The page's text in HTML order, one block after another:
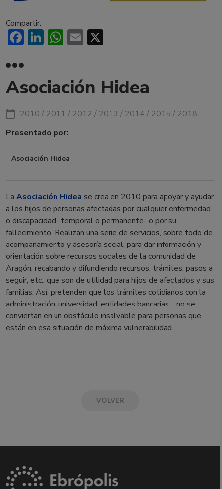
Compartir:
Facebook
LinkedIn
WhatsApp
Email
Asociación Hidea
2010 / 2011 / 2012 / 2013 / 2014 / 2015 / 2018
Presentado por:
Asociación Hidea
La Asociación Hidea se crea en 2010 para apoyar y ayudar
a los hijos de personas afectadas por cualquier enfermedad
o discapacidad -temporal o permanente- o por su
fallecimiento. Realizan una serie de servicios, sobre todo de
acompañamiento y asesoría social, para dar información y
orientación sobre recursos sociales de la comunidad de
Aragón, recabando y difundiendo recursos, trámites, pasos a
seguir, etc., que son de utilidad para hijos de afectados y sus
familias. Así, pretenden que los trámites cotidianos con la
administración, universidad, entidades bancarias… no se
conviertan en un obstáculo insalvable para personas que
están en esa situación de máxima vulnerabilidad.
VOLVER